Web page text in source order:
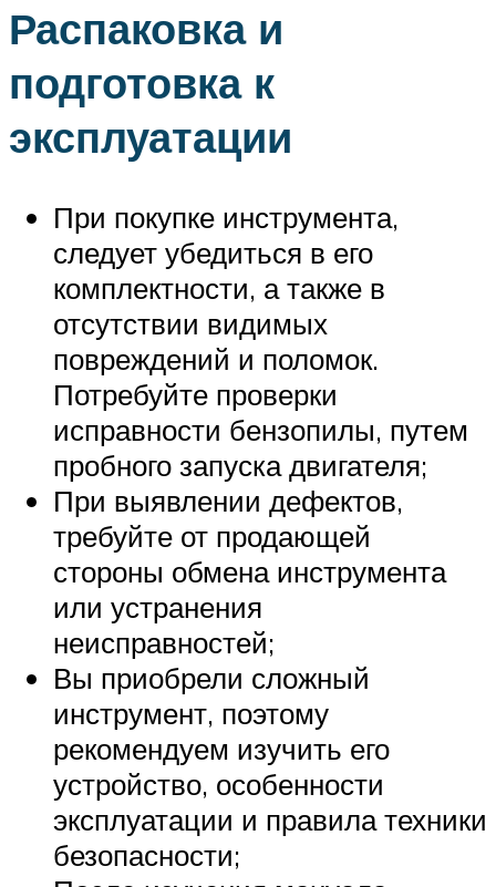
Распаковка и
подготовка к
эксплуатации
При покупке инструмента,
следует убедиться в его
комплектности, а также в
отсутствии видимых
повреждений и поломок.
Потребуйте проверки
исправности бензопилы, путем
пробного запуска двигателя;
При выявлении дефектов,
требуйте от продающей
стороны обмена инструмента
или устранения
неисправностей;
Вы приобрели сложный
инструмент, поэтому
рекомендуем изучить его
устройство, особенности
эксплуатации и правила техники
безопасности;